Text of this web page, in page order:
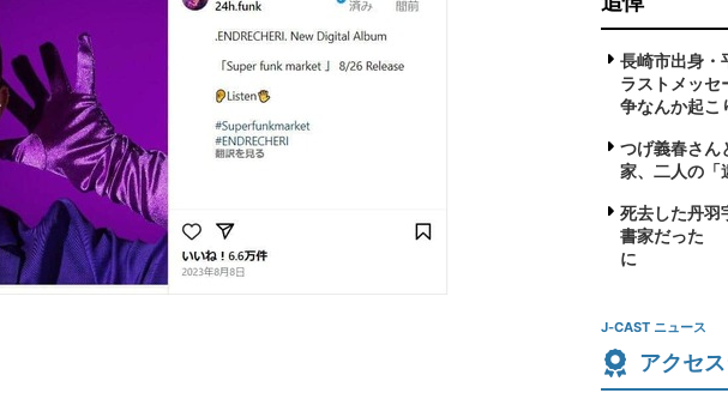
長崎市出身
ラストメッ
争なんか起こ
つげ義春さ
家、二人の「
死去した丹羽
書家だった
に
J-CAST ニュース
アクセ